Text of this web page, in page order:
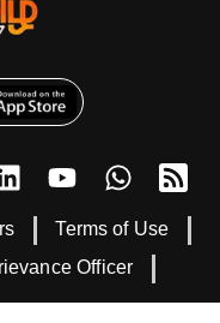
Terms of Use
Officer